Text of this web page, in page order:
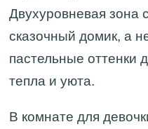
Двухуровневая зона
сказочный домик, а
пастельные оттенки
тепла и уюта.
В комнате для